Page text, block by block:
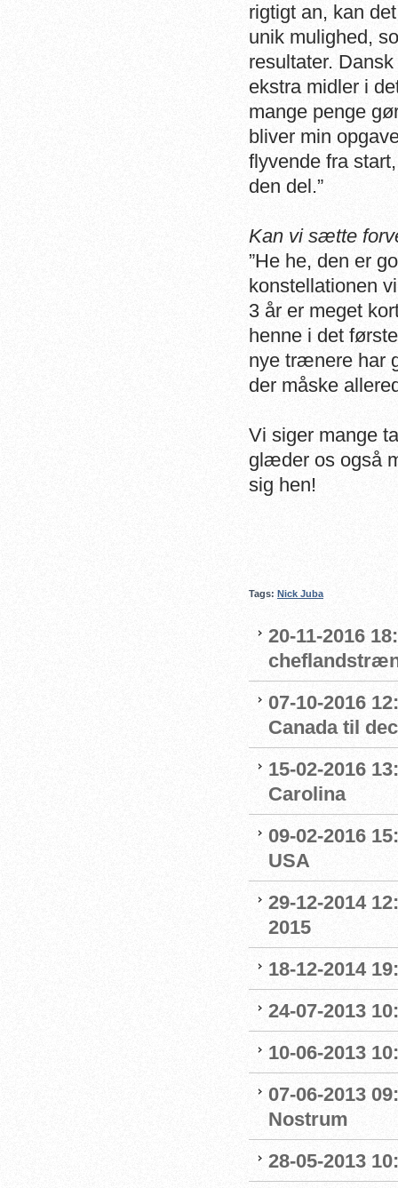
rigtigt an, kan
unik mulighed,
resultater.
ekstra midler i
mange penge
bliver min
flyvende fra
den del.”
Kan vi sætte
”He he, den er
konstellationen
3 år er meget
henne i det
nye trænere har
der måske
Vi siger mange
glæder os også
sig hen!
Tags: Nick Juba
20-11-2016
07-10-2016
Canada til
15-02-2016
Carolina
09-02-2016
USA
29-12-2014
2015
18-12-2014
24-07-2013
10-06-2013
07-06-2013
Nostrum
28-05-2013